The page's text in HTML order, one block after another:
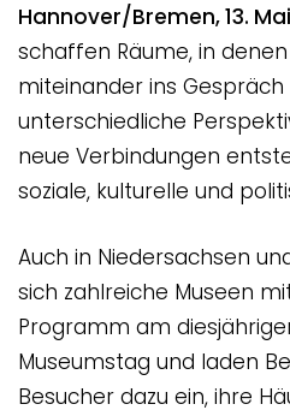
Hannover/Bremen, 13.
schaffen Räume, in
miteinander ins
unterschiedliche
neue Verbindungen
soziale, kulturelle und
Auch in Niedersachsen
sich zahlreiche Museen
Programm am
Museumstag und laden
Besucher dazu ein, ihre